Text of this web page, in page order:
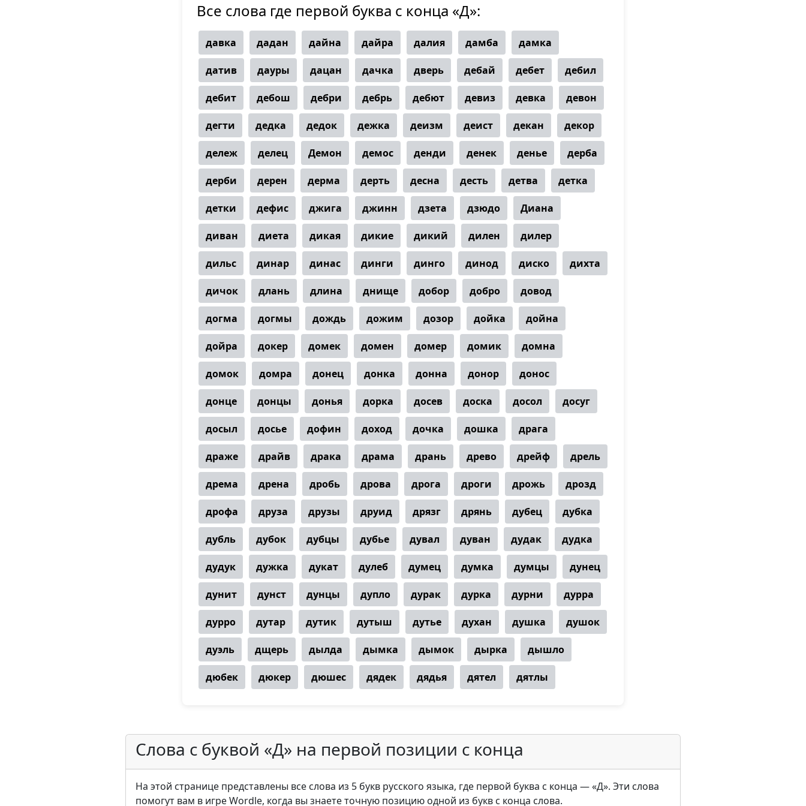
Все слова где первой буква с конца «Д»:
давка дадан дайна дайра далия дамба дамка
датив дауры дацан дачка дверь дебай дебет дебил
дебит дебош дебри дебрь дебют девиз девка девон
дегти дедка дедок дежка деизм деист декан декор
дележ делец Демон демос денди денек денье дерба
дерби дерен дерма дерть десна десть детва детка
детки дефис джига джинн дзета дзюдо Диана
диван диета дикая дикие дикий дилен дилер
дильс динар динас динги динго динод диско дихта
дичок длань длина днище добор добро довод
догма догмы дождь дожим дозор дойка дойна
дойра докер домек домен домер домик домна
домок домра донец донка донна донор донос
донце донцы донья дорка досев доска досол досуг
досыл досье дофин доход дочка дошка драга
драже драйв драка драма дрань древо дрейф дрель
дрема дрена дробь дрова дрога дроги дрожь дрозд
дрофа друза друзы друид дрязг дрянь дубец дубка
дубль дубок дубцы дубье дувал дуван дудак дудка
дудук дужка дукат дулеб думец думка думцы дунец
дунит дунст дунцы дупло дурак дурка дурни дурра
дурро дутар дутик дутыш дутье духан душка душок
дуэль дщерь дылда дымка дымок дырка дышло
дюбек дюкер дюшес дядек дядья дятел дятлы
Слова с буквой «Д» на первой позиции с конца
На этой странице представлены все слова из 5 букв русского языка, где первой буква с конца — «Д». Эти слова
помогут вам в игре Wordle, когда вы знаете точную позицию одной из букв с конца слова.